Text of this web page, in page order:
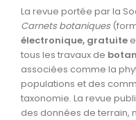
Ressources
Actualités et
Contact
La revue portée par la
Carnets botaniques
électronique, gratuite
tous les travaux de
associées comme la
populations et des
taxonomie. La revue
des données de terrain,